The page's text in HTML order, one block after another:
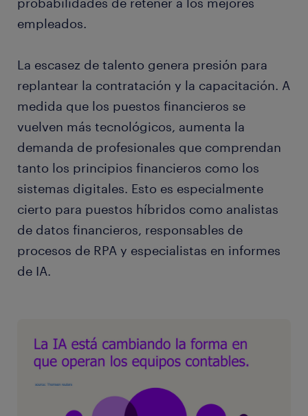
empleados.
La escasez de talento genera presión para
replantear la contratación y la capacitación. A
medida que los puestos financieros se
vuelven más tecnológicos, aumenta la
demanda de profesionales que comprendan
tanto los principios financieros como los
sistemas digitales. Esto es especialmente
cierto para puestos híbridos como analistas
de datos financieros, responsables de
procesos de RPA y especialistas en informes
de IA.